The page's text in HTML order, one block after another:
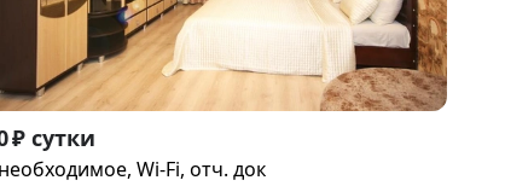
₽ сутки
Wi-Fi, отч. док